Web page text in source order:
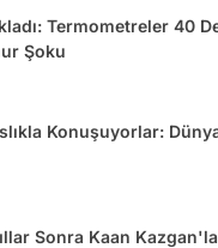
Termometreler 40
Şoku
Konuşuyorlar:
Sonra Kaan Kazgan'la